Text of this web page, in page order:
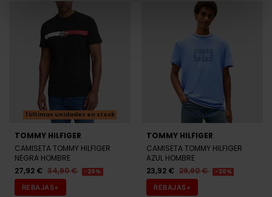
Últimas unidades en stock
TOMMY HILFIGER
CAMISETA TOMMY HILFIGER
NEGRA HOMBRE
27,92 € 34,90 € -20%
REBAJAS+
TOMMY HILFIGER
CAMISETA TOMMY HILFIGER
AZUL HOMBRE
23,92 € 29,90 € -20%
REBAJAS+